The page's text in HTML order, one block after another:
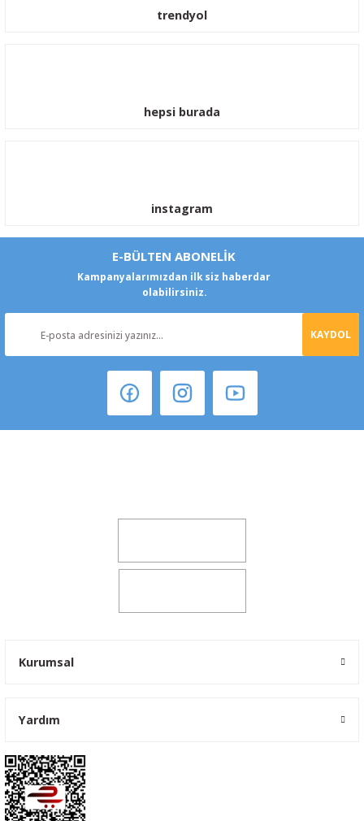
trendyol
hepsi burada
instagram
E-BÜLTEN ABONELİK
Kampanyalarımızdan ilk siz haberdar
olabilirsiniz.
KAYDOL
Kurumsal
Yardım